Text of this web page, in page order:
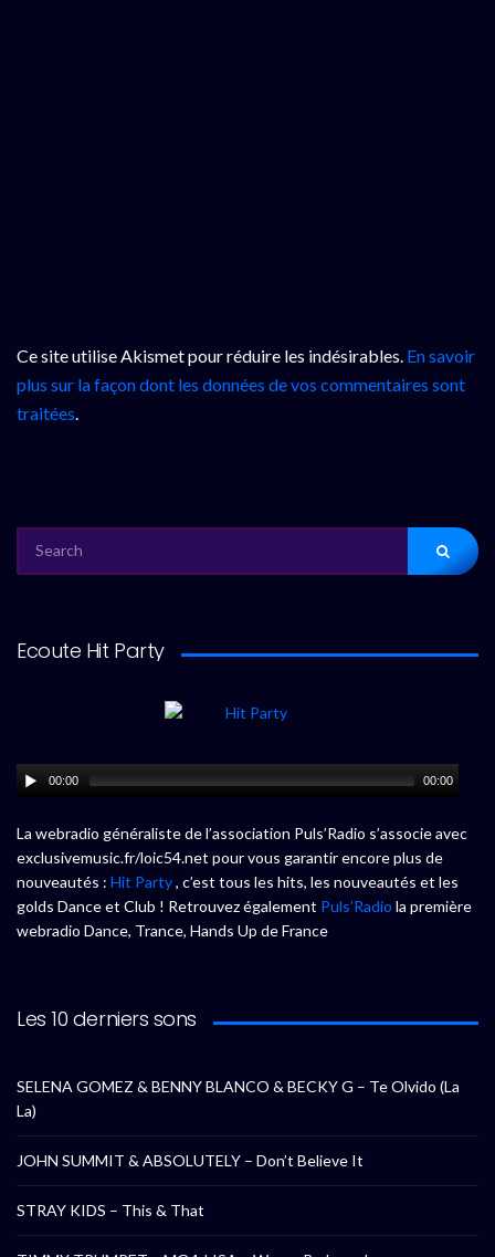
Ce site utilise Akismet pour réduire les indésirables. En savoir
plus sur la façon dont les données de vos commentaires sont
traitées.
FOR:
Ecoute Hit Party
00:00 00:00
La webradio généraliste de l’association Puls’Radio s’associe avec
exclusivemusic.fr/loic54.net pour vous garantir encore plus de
nouveautés : Hit Party, c’est tous les hits, les nouveautés et les
golds Dance et Club ! Retrouvez également Puls’Radio la première
webradio Dance, Trance, Hands Up de France
Les 10 derniers sons
SELENA GOMEZ & BENNY BLANCO & BECKY G – Te Olvido (La
La)
JOHN SUMMIT & ABSOLUTELY – Don’t Believe It
STRAY KIDS – This & That